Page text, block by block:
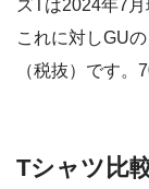
ズTは2024年7
これに対しGU
（税抜）です。
Tシャツ比